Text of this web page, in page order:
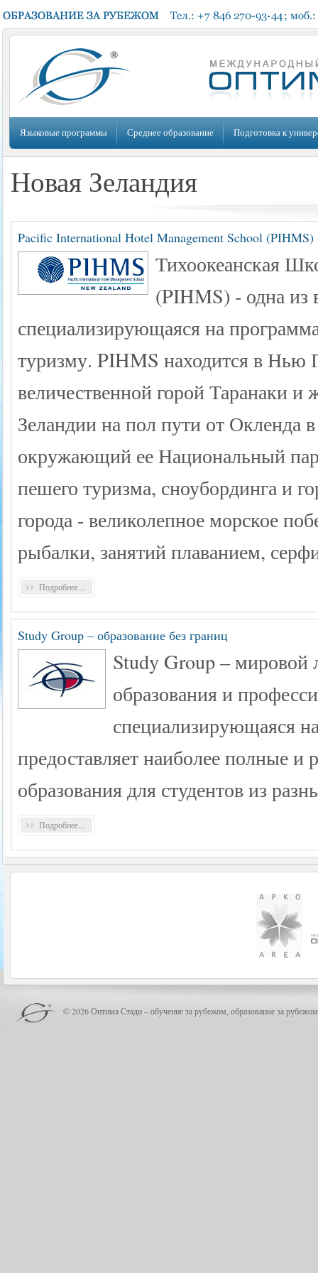
Языковые программы Среднее образование Подготовка к
Новая Зеландия
Pacific International Hotel Management School
Тихоокеанская
(PIHMS) - одна
специализирующаяся на
туризму. PIHMS находится в
величественной горой Таранаки
Зеландии на пол пути от Окленда
окружающий ее Национальный
пешего туризма, сноубординга и
города - великолепное морское
рыбалки, занятий плаванием,
Подробнее...
Study Group – образование без границ
Study Group – мировой
образования и
специализирующаяся
предоставляет наиболее полные
образования для студентов из
Подробнее...
© 2026 Оптима Стади – обучение за рубежом, образование за